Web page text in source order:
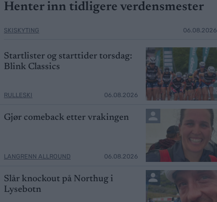
Henter inn tidligere verdensmester
SKISKYTING 06.08.2026
Startlister og starttider torsdag:
Blink Classics
RULLESKI 06.08.2026
Gjør comeback etter vrakingen
LANGRENN ALLROUND 06.08.2026
Slår knockout på Northug i
Lysebotn